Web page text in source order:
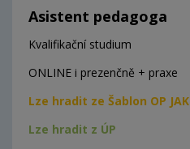
Asistent pedagoga
Kvalifikační studium
ONLINE i prezenčně + praxe
Lze hradit ze Šablon OP JAK
Lze hradit z ÚP